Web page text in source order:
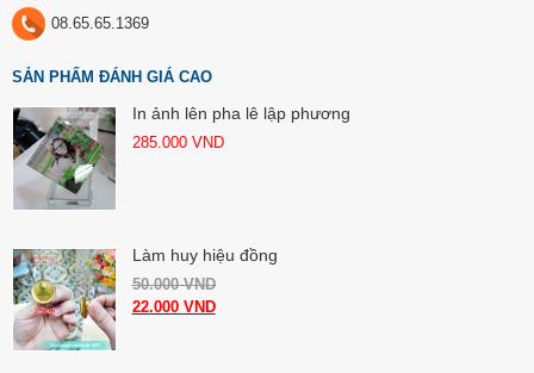
08.65.65.1369
SẢN PHẨM ĐÁNH GIÁ CAO
In ảnh lên pha lê lập phương
285.000 VND
Làm huy hiệu đồng
50.000VND
22.000 VND